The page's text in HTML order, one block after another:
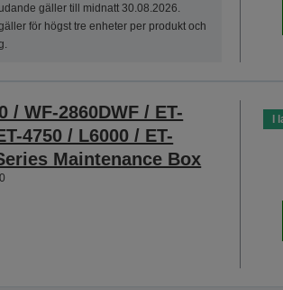
gäller till midnatt 30.08.2026.
för högst tre enheter per produkt och
/ WF-2860DWF / ET-
4750 / L6000 / ET-
Maintenance Box
I